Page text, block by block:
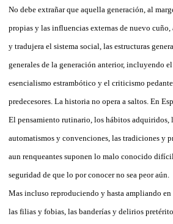
No debe extrañar que aquella generación, al
propias y las influencias externas de nuevo cuño,
y tradujera el sistema social, las estructuras
generales de la generación anterior, incluyendo
esencialismo estrambótico y el criticismo
predecesores. La historia no opera a saltos. En
El pensamiento rutinario, los hábitos adquiridos,
automatismos y convenciones, las tradiciones y
aun renqueantes suponen lo malo conocido
seguridad de que lo por conocer no sea peor aún.
Mas incluso reproduciendo y hasta ampliando en
las filias y fobias, las banderías y delirios